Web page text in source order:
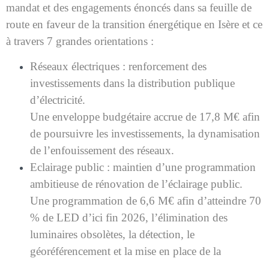
mandat et des engagements énoncés dans sa feuille de
route en faveur de la transition énergétique en Isère et ce
à travers 7 grandes orientations :
Réseaux électriques : renforcement des
investissements dans la distribution publique
d’électricité.
Une enveloppe budgétaire accrue de 17,8 M€ afin
de poursuivre les investissements, la dynamisation
de l’enfouissement des réseaux.
Eclairage public : maintien d’une programmation
ambitieuse de rénovation de l’éclairage public.
Une programmation de 6,6 M€ afin d’atteindre 70
% de LED d’ici fin 2026, l’élimination des
luminaires obsolètes, la détection, le
géoréférencement et la mise en place de la